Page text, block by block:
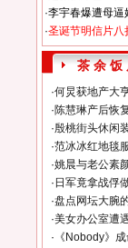
·李宇春爆遭母逼
·圣诞节明信片八
茶 余 饭
·何炅获地产大
·陈慧琳产后恢
·殷桃街头休闲
·范冰冰红地毯
·姚晨与老公素
· 日军竟拿战俘
·盘点网坛大腕
·美女办公室遭
· 《Nobody》